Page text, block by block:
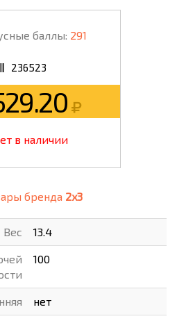
баллы: 291
236523
в наличии
бренда 2x3
Вес 13.4
100
нет